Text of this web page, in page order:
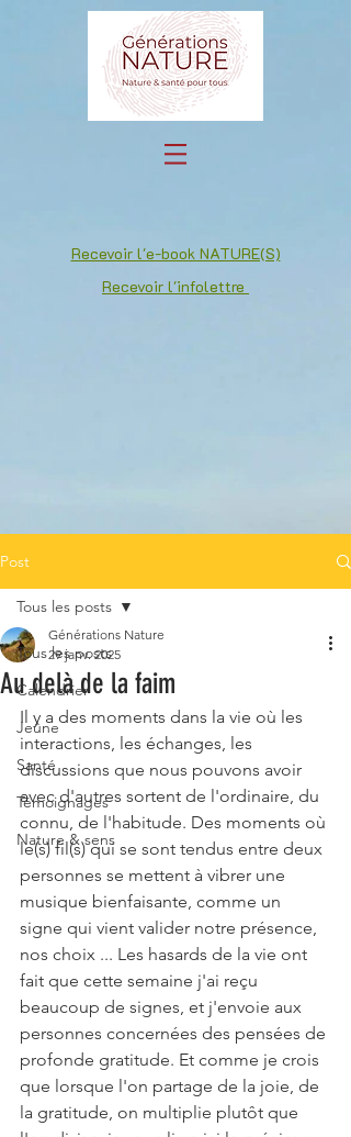
Recevoir l'e-book NATURE(S)
Recevoir l'infolettre
Post
Tous les posts
Calendrier
Jeûne
Santé
Témoignages
Nature & sens
Tous les posts
Au delà de la faim
Générations Nature
29 janv. 2025
Il y a des moments dans la vie où les
interactions, les échanges, les
discussions que nous pouvons avoir
avec d'autres sortent de l'ordinaire, du
connu, de l'habitude. Des moments où
le(s) fil(s) qui se sont tendus entre deux
personnes se mettent à vibrer une
musique bienfaisante, comme un
signe qui vient valider notre présence,
nos choix ... Les hasards de la vie ont
fait que cette semaine j'ai reçu
beaucoup de signes, et j'envoie aux
personnes concernées des pensées de
profonde gratitude. Et comme je crois
que lorsque l'on partage de la joie, de
la gratitude, on multiplie plutôt que